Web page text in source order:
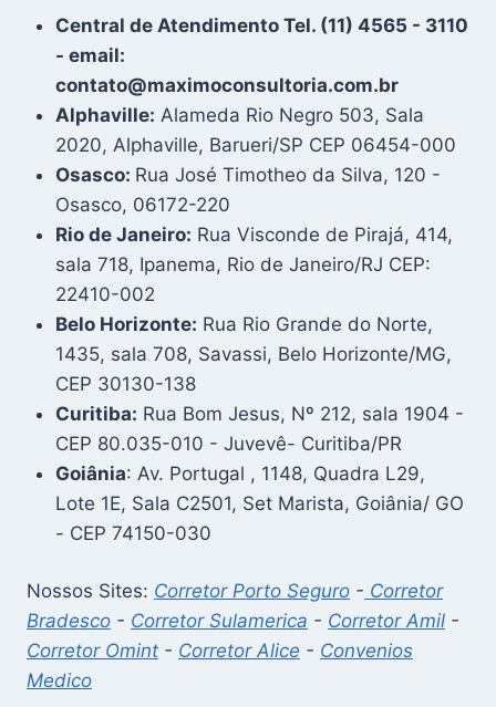
Central de Atendimento Tel. (11) 4565 - 3110
- email:
contato@maximoconsultoria.com.br
Alphaville: Alameda Rio Negro 503, Sala
2020, Alphaville, Barueri/SP CEP 06454-000
Osasco: Rua José Timotheo da Silva, 120 -
Osasco, 06172-220
Rio de Janeiro: Rua Visconde de Pirajá, 414,
sala 718, Ipanema, Rio de Janeiro/RJ CEP:
22410-002
Belo Horizonte: Rua Rio Grande do Norte,
1435, sala 708, Savassi, Belo Horizonte/MG,
CEP 30130-138
Curitiba: Rua Bom Jesus, Nº 212, sala 1904 -
CEP 80.035-010 - Juvevê- Curitiba/PR
Goiânia: Av. Portugal , 1148, Quadra L29,
Lote 1E, Sala C2501, Set Marista, Goiânia/ GO
- CEP 74150-030
Nossos Sites: Corretor Porto Seguro - Corretor
Bradesco - Corretor Sulamerica - Corretor Amil -
Corretor Omint - Corretor Alice - Convenios
Medico